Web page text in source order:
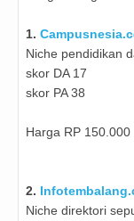
1.
Niche pendidikan
skor DA 17
skor PA 38
Harga RP 150.000
2.
Niche direktori